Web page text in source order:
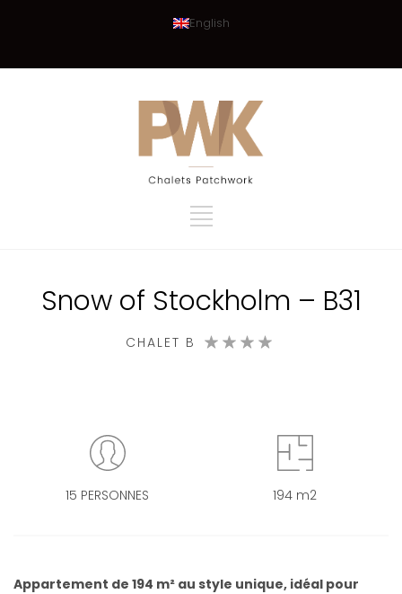
English
Snow of Stockholm – B31
CHALET B
15 PERSONNES 194 m2
Appartement de 194 m² au style unique, idéal pour